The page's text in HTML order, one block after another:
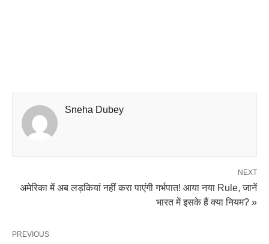
Sneha Dubey
NEXT
अमेरिका में अब लड़कियां नहीं करा पाएंगी गर्भपात! आया नया Rule, जानें
भारत में इसके हैं क्या नियम? »
PREVIOUS